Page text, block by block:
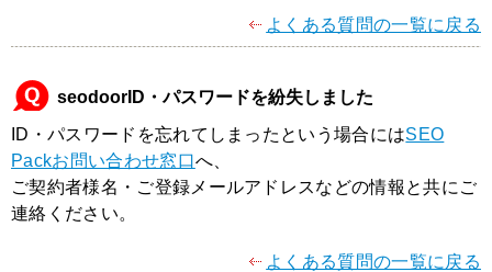
よくある質問の一覧に戻る
seodoorID・パスワードを紛失しました
ID・パスワードを忘れてしまったという場合にはSEO
Packお問い合わせ窓口へ、
ご契約者様名・ご登録メールアドレスなどの情報と共にご
連絡ください。
よくある質問の一覧に戻る